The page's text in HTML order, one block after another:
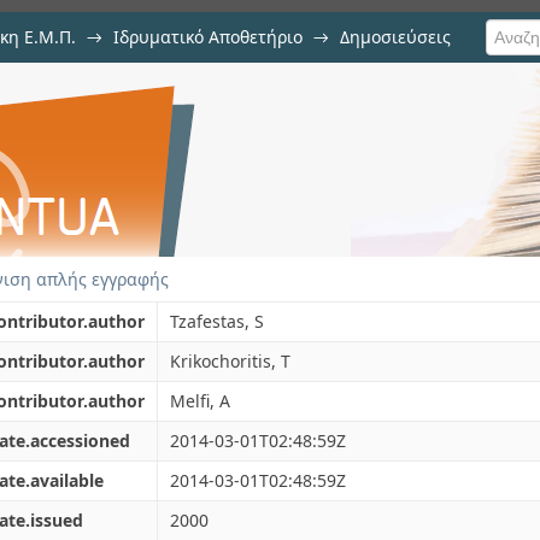
Ε.Μ.Π. → Ιδρυματικό Αποθετήριο → Δημοσιεύσεις
of an omnidirectional mobile
απλής εγγραφής
Tzafestas, S
Krikochoritis, T
Melfi, A
2014-03-01T02:48:59Z
2014-03-01T02:48:59Z
2000